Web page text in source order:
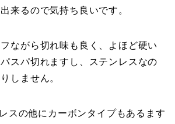
来るので気持ち良いです。
ながら切れ味も良く、よほど硬い
スパ切れますし、ステンレスなの
しません。
スの他にカーボンタイプもあるます